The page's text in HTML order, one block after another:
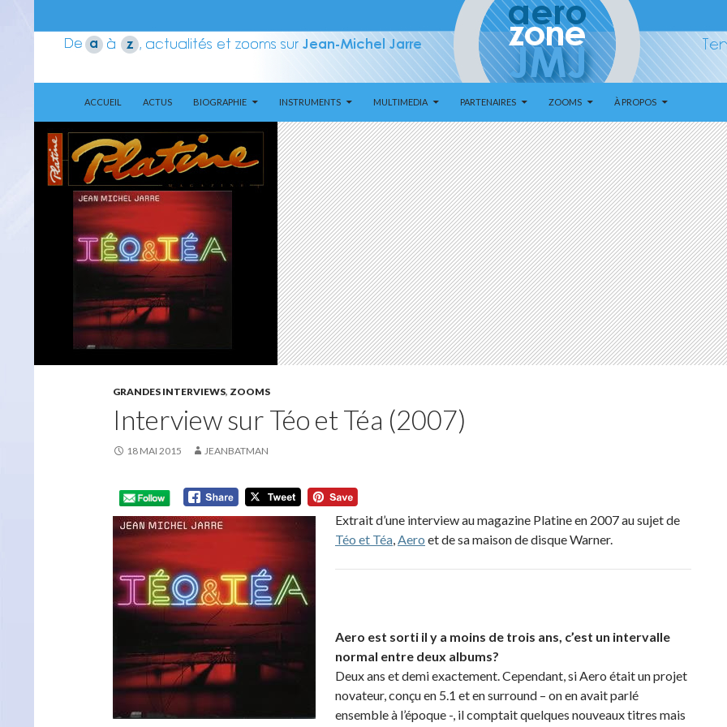
Aerozone JMJ
ACCUEIL
ACTUS BIOGRAPHIE INSTRUMENTS MULTIMEDIA PARTENAIRES ZOOMS À PROPOS
GRANDES INTERVIEWS, ZOOMS
Interview sur Téo et Téa (2007)
18 MAI 2015 JEANBATMAN
Extrait d’une interview au magazine Platine en 2007 au sujet de
Téo et Téa,Aero et de sa maison de disque Warner.
Aero est sorti il y a moins de trois ans, c’est un intervalle
normal entre deux albums?
Deux ans et demi exactement. Cependant, si Aero était un projet
novateur, conçu en 5.1 et en surround – on en avait parlé
ensemble à l’époque -, il comptait quelques nouveaux titres mais